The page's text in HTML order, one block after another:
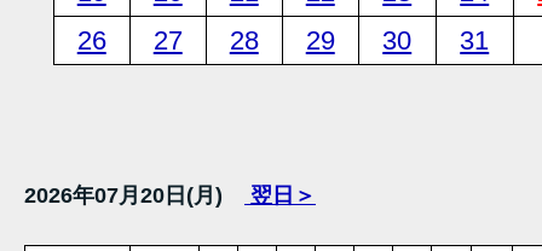
26
27 28 29 30 31
2026年07月20日(月) 翌日＞